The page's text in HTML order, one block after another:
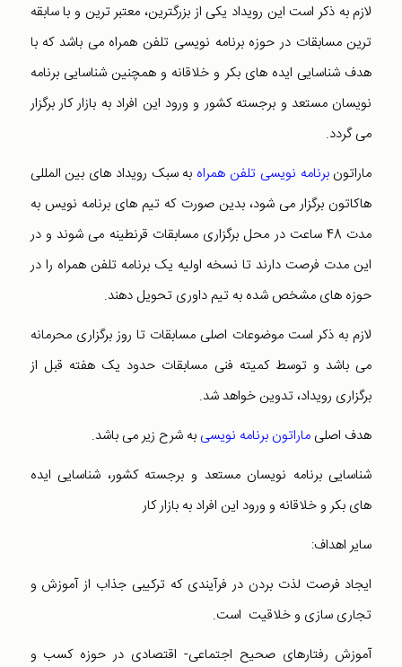
لازم به ذکر است این رویداد یکی از بزرگترین، معتبر ترین و با سابقه
ترین مسابقات در حوزه برنامه نویسی تلفن همراه می باشد که با
هدف شناسایی ایده های بکر و خلاقانه و همچنین شناسایی برنامه
نویسان مستعد و برجسته کشور و ورود این افراد به بازار کار برگزار
می گردد.
ماراتونبرنامه نویسی تلفن همراه به سبک رویداد های بین المللی
هاکاتون برگزار می شود، بدین صورت که تیم های برنامه نویس به
مدت 48 ساعت در محل برگزاری مسابقات قرنطینه می شوند و در
این مدت فرصت دارند تا نسخه اولیه یک برنامه تلفن همراه را در
حوزه های مشخص شده به تیم داوری تحویل دهند.
لازم به ذکر است موضوعات اصلی مسابقات تا روز برگزاری محرمانه
می باشد و توسط کمیته فنی مسابقات حدود یک هفته قبل از
برگزاری رویداد، تدوین خواهد شد.
هدف اصلی ماراتون برنامه نویسی به شرح زیر می باشد.
شناسایی برنامه نویسان مستعد و برجسته کشور، شناسایی ایده
های بکر و خلاقانه و ورود این افراد به بازار کار
سایر اهداف:
ایجاد فرصت لذت بردن در فرآیندی که ترکیبی جذاب از آموزش و
تجاری سازی و خلاقیت است.
آموزش رفتارهای صحیح اجتماعی- اقتصادی در حوزه کسب و